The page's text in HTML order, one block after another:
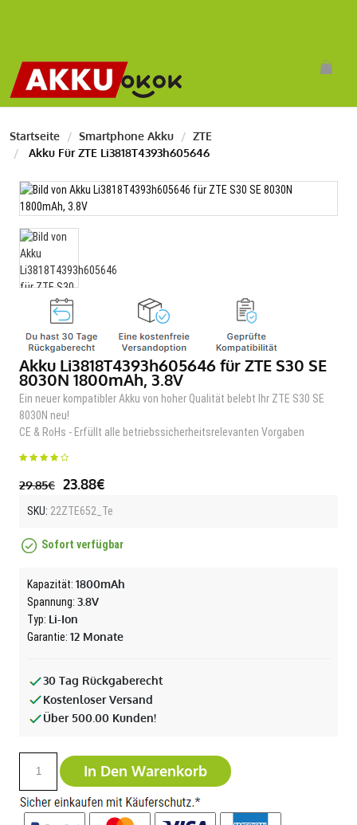
Startseite Smartphone Akku
ZTE
Akku Für ZTE Li3818T4393h605646
Akku Li3818T4393h605646 für ZTE S30 SE
8030N 1800mAh, 3.8V
Ein neuer kompatibler Akku von hoher Qualität belebt Ihr ZTE S30 SE
8030N neu!
CE & RoHs - Erfüllt alle betriebssicherheitsrelevanten Vorgaben
29.85€ 23.88€
SKU: 22ZTE652_Te
Sofort verfügbar
Kapazität: 1800mAh
Spannung: 3.8V
Typ: Li-Ion
Garantie: 12 Monate
30 Tag Rückgaberecht
Kostenloser Versand
Über 500.00 Kunden!
In Den Warenkorb